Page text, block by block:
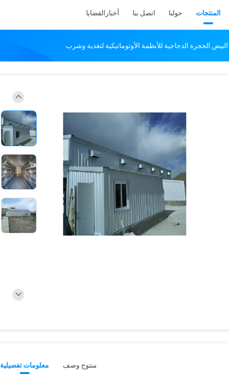
المنتجات حولنا اتصل بنا أخبار القضايا
معلومات تفصيلية منتوج وصف